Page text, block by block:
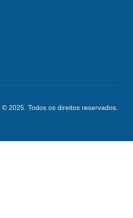
2025. Todos os direitos reservados.